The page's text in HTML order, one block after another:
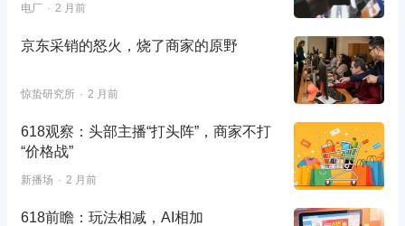
电厂 2 月前
京东采销的怒火，烧了商家的原野
惊蛰研究所 2 月前
618观察：头部主播“打头阵”，商家不打
“价格战”
新播场 2 月前
618前瞻：玩法相减，AI相加